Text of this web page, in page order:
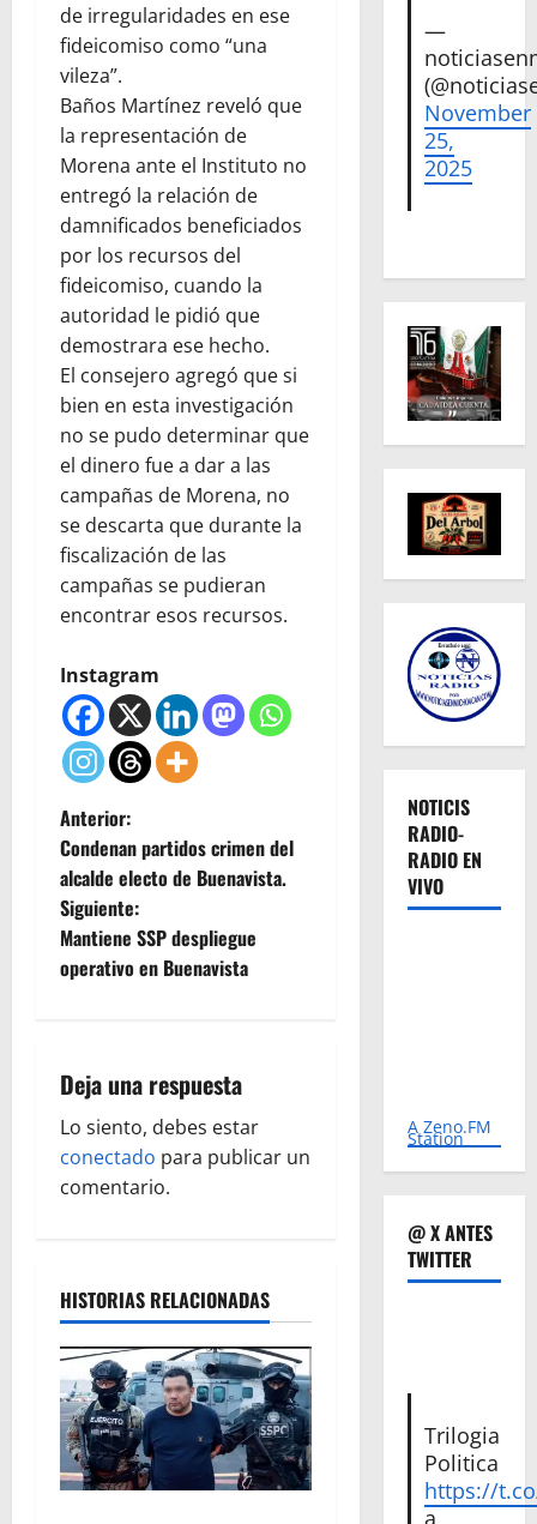
de irregularidades en ese
fideicomiso como “una
vileza”.
Baños Martínez reveló que
la representación de
Morena ante el Instituto no
entregó la relación de
damnificados beneficiados
por los recursos del
fideicomiso, cuando la
autoridad le pidió que
demostrara ese hecho.
El consejero agregó que si
bien en esta investigación
no se pudo determinar que
el dinero fue a dar a las
campañas de Morena, no
se descarta que durante la
fiscalización de las
campañas se pudieran
encontrar esos recursos.
Instagram
N
a
v
e
a
c
i
n
d
e
e
n
Anterior:
Condenan partidos crimen del
alcalde electo de Buenavista.
Siguiente:
Mantiene SSP despliegue
operativo en Buenavista
Deja una respuesta
Lo siento, debes estar
conectado para publicar un
comentario.
HISTORIAS RELACIONADAS
—
November
25,
2025
NOTICIS
RADIO-
RADIO EN
VIVO
A Zeno.FM
Station
@ X ANTES
TWITTER
Trilogia
Politica
https://